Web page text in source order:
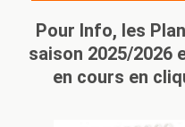
Pour Info, les
saison 2025/2026
en cours en